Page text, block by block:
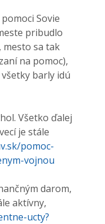
Sovie
pribudlo
mesto sa tak
na pomoc),
barly idú
Všetko ďalej
je stále
pomoc-
vojnou
darom,
aktívny,
ucty?